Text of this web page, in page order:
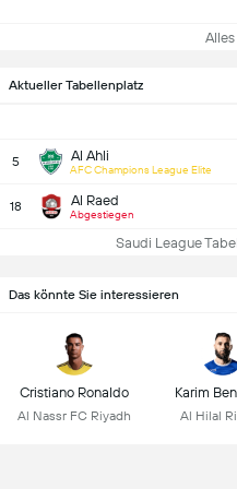
Aktueller Tabellenplatz
5 Al Ahli
AFC Champions League Elite
18 Al Raed
Abgestiegen
Saudi League
Alles
Das könnte Sie interessieren
Cristiano Ronaldo
Al Nassr FC Riyadh
Karim
Al Hilal